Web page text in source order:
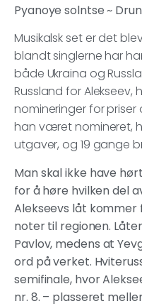
Pyanoye solntse ~
Musikalsk set er det
blandt singlerne har
både Ukraina og
Russland for Alekseev,
nomineringer for
han været nomineret,
utgaver, og 19 gange
Man skal ikke have
for å høre hvilken del
Alekseevs låt kommer
noter til regionen.
Pavlov, medens at
ord på verket.
semifinale, hvor
nr. 8. – plasseret